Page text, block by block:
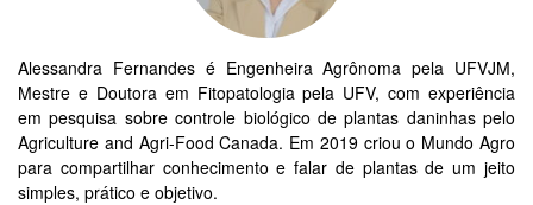
Alessandra Fernandes é Engenheira Agrônoma pela UFVJM,
Mestre e Doutora em Fitopatologia pela UFV, com experiência
em pesquisa sobre controle biológico de plantas daninhas pelo
Agriculture and Agri-Food Canada. Em 2019 criou o Mundo Agro
para compartilhar conhecimento e falar de plantas de um jeito
simples, prático e objetivo.